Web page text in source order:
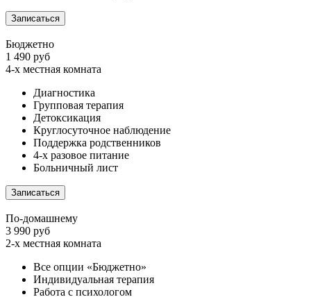
Записаться
Бюджетно
1 490 руб
4-х местная комната
Диагностика
Групповая терапия
Детоксикация
Круглосуточное наблюдение
Поддержка родственников
4-х разовое питание
Больничный лист
Записаться
По-домашнему
3 990 руб
2-х местная комната
Все опции «Бюджетно»
Индивидуальная терапия
Работа с психологом